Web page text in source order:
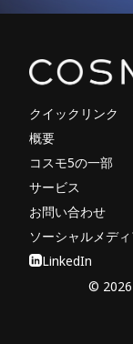
クイックリンク
概要
コスモ5の一部
サービス
お問い合わせ
ソーシャルメデ
LinkedIn
© 2026